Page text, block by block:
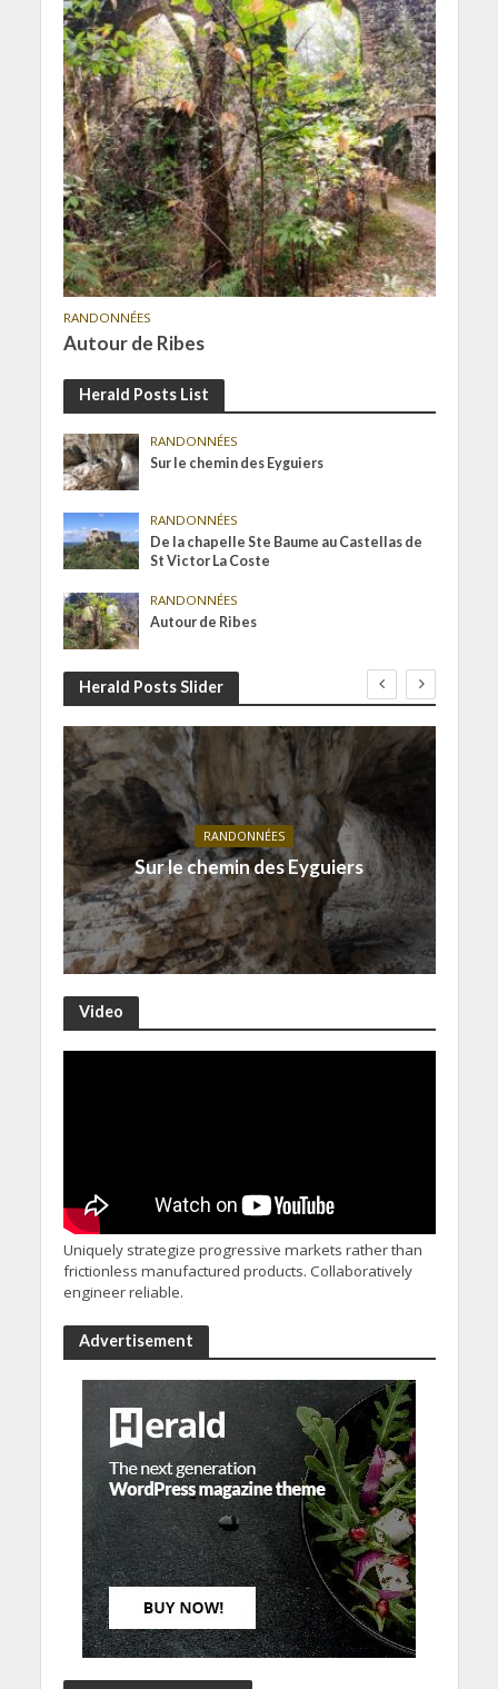
RANDONNÉES
Autour de Ribes
Herald Posts List
RANDONNÉES
Sur le chemin des Eyguiers
RANDONNÉES
De la chapelle Ste Baume au Castellas de
St Victor La Coste
RANDONNÉES
Autour de Ribes
Herald Posts Slider
RANDONNÉES
Sur le chemin des Eyguiers
Video
Uniquely strategize progressive markets rather than
frictionless manufactured products. Collaboratively
engineer reliable.
Advertisement